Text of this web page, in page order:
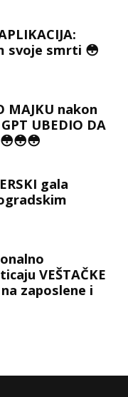
svoje smrti 😳
MAJKU nakon
UBEDIO DA
gala
VEŠTAČKE
na zaposlene i